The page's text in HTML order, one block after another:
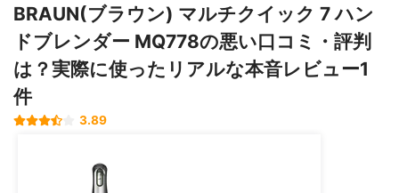
BRAUN(ブラウン) マルチクイック 7 ハン
ドブレンダー MQ778の悪い口コミ・評判
は？実際に使ったリアルな本音レビュー1
件
3.89